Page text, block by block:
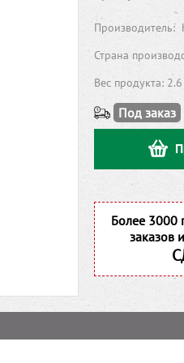
Производитель:
Страна
Вес продукта:
Под заказ
Более 3000
заказов